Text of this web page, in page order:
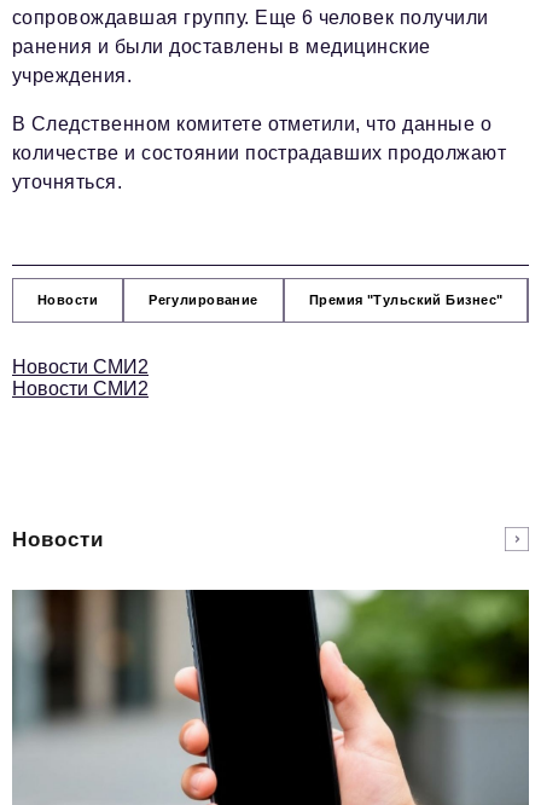
сопровождавшая группу. Еще 6 человек получили
ранения и были доставлены в медицинские
учреждения.
В Следственном комитете отметили, что данные о
количестве и состоянии пострадавших продолжают
уточняться.
Новости Регулирование Премия "Тульский Бизнес"
Новости СМИ2
Новости СМИ2
Новости